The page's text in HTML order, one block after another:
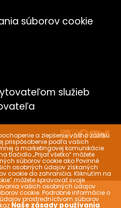
a zlepšenie vášho zážitku
prispôsobenie podľa vašich
a marketingovej komunikácie
tlačidlo „Prijať všetko“ môžete
súborov cookie ako Povinné
osobných údajov získaných
cookie do zahraničia; Kliknutím na
môžete spravovať svoje
vašich osobných údajov
cookie. Podrobné informácie o
prostredníctvom súborov
Naše zásady používania
súborov cookie
služieb